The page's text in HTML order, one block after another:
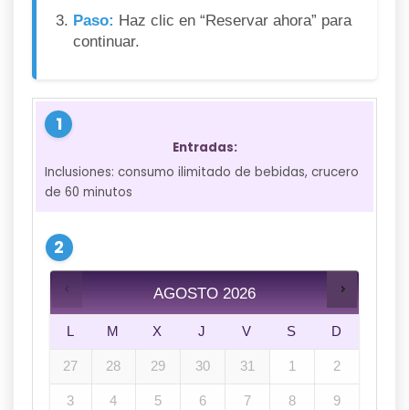
Paso: Haz clic en “Reservar ahora” para
continuar.
Entradas:
Inclusiones: consumo ilimitado de bebidas, crucero
de 60 minutos
AGOSTO 2026
L M X J V S D
27 28 29 30 31 1 2
3 4 5 6 7 8 9